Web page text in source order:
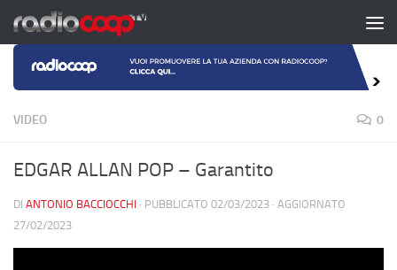
Salta al contenuto
VIDEO 0
EDGAR ALLAN POP – Garantito
DI ANTONIO BACCIOCCHI · PUBBLICATO 02/03/2023 · AGGIORNATO
27/02/2023